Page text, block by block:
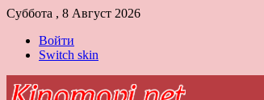
Суббота , 8 Август 2026
Войти
Switch skin